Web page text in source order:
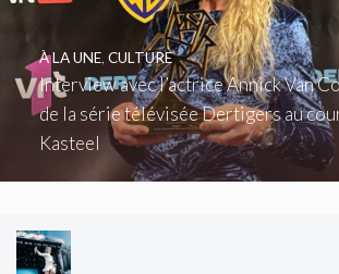
Interview avec l’actrice Annick Van
de la série télévisée Dertigers au
Kasteel
À LA UNE, CULTURE